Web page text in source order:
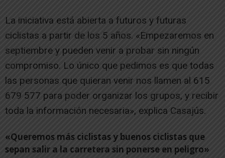
La iniciativa está abierta a futuros y futuras
ciclistas a partir de los 5 años. «Empezaremos en
septiembre y pueden venir a probar sin ningún
compromiso. Lo único que pedimos es que todas
las personas que quieran venir nos llamen al 615
679 577 para poder organizar los grupos, y recibir
toda la información necesaria», explica Casajús.
«Queremos más ciclistas y buenos ciclistas que
sepan salir a la carretera sin ponerse en peligro»